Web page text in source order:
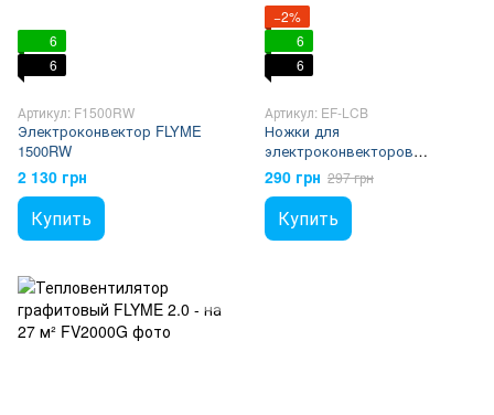
6
6
Артикул: F1500RW
Электроконвектор FLYME
1500RW
2 130 грн
Купить
−2%
6
6
Артикул: EF-LCB
Ножки для
электроконвекторов
(черные)
290 грн 297 грн
Купить